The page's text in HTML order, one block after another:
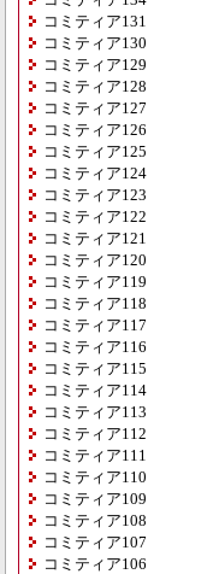
コミティア131
コミティア130
コミティア129
コミティア128
コミティア127
コミティア126
コミティア125
コミティア124
コミティア123
コミティア122
コミティア121
コミティア120
コミティア119
コミティア118
コミティア117
コミティア116
コミティア115
コミティア114
コミティア113
コミティア112
コミティア111
コミティア110
コミティア109
コミティア108
コミティア107
コミティア106